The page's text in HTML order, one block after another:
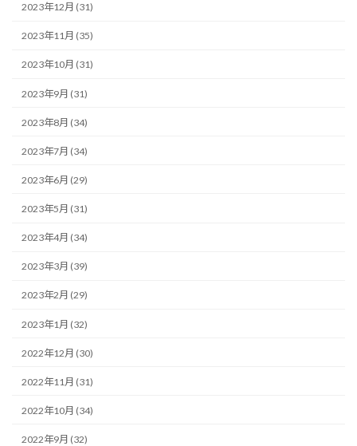
2023年12月 (31)
2023年11月 (35)
2023年10月 (31)
2023年9月 (31)
2023年8月 (34)
2023年7月 (34)
2023年6月 (29)
2023年5月 (31)
2023年4月 (34)
2023年3月 (39)
2023年2月 (29)
2023年1月 (32)
2022年12月 (30)
2022年11月 (31)
2022年10月 (34)
2022年9月 (32)